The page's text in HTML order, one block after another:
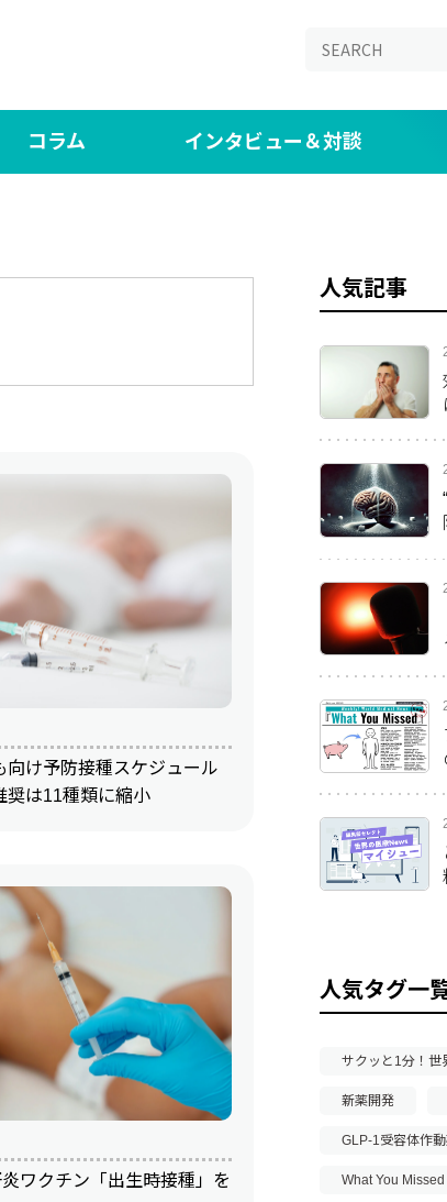
コラム
になぁれ！
術とわたし
インタビュー＆対談
社会医学系専門医の「いま・未来」
One day―医師密着ドキ
向け予防接種スケジュール
奨は11種類に縮小
ワクチン「出生時接種」を
人気記事
人気タグ一
サクッと1分！世
新薬開発
GLP-1受容体作
What You Missed